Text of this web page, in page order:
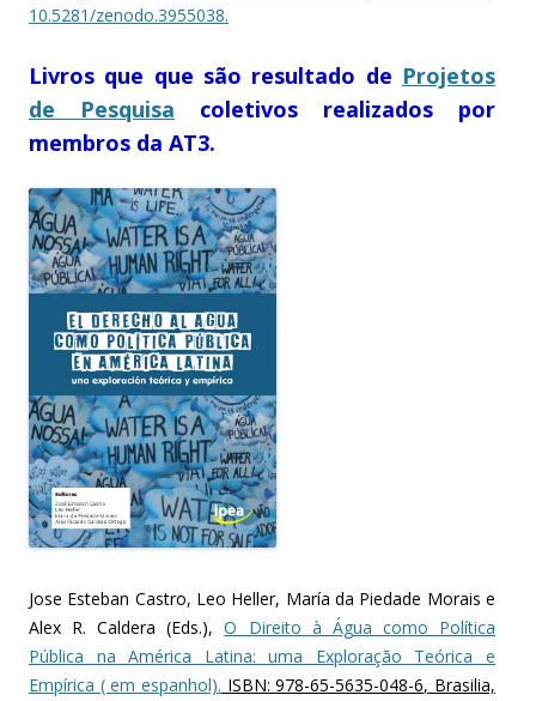
10.5281/zenodo.3955038.
Livros que que são resultado de Projetos
de Pesquisa coletivos realizados por
membros da AT3.
Jose Esteban Castro, Leo Heller, María da Piedade Morais e
Alex R. Caldera (Eds.),O Direito à Água como Política
Pública na América Latina: uma Exploração Teórica e
Empírica ( em espanhol). ISBN: 978-65-5635-048-6, Brasilia,